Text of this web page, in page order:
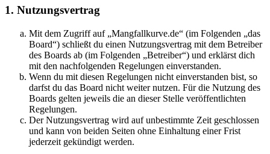
1. Nutzungsvertrag
Mit dem Zugriff auf „Mangfallkurve.de“ (im Folgenden „das
Board“) schließt du einen Nutzungsvertrag mit dem Betreiber
des Boards ab (im Folgenden „Betreiber“) und erklärst dich
mit den nachfolgenden Regelungen einverstanden.
Wenn du mit diesen Regelungen nicht einverstanden bist, so
darfst du das Board nicht weiter nutzen. Für die Nutzung des
Boards gelten jeweils die an dieser Stelle veröffentlichten
Regelungen.
Der Nutzungsvertrag wird auf unbestimmte Zeit geschlossen
und kann von beiden Seiten ohne Einhaltung einer Frist
jederzeit gekündigt werden.